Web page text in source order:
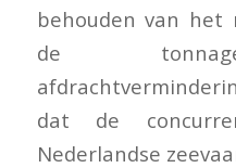
behouden van het
de
dat de
Nederlandse